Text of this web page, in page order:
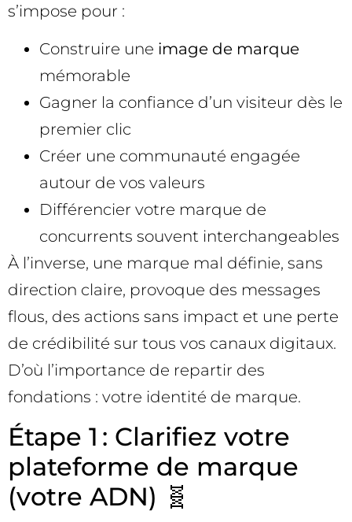
s’impose pour :
Construire une image de marque
mémorable
Gagner la confiance d’un visiteur dès le
premier clic
Créer une communauté engagée
autour de vos valeurs
Différencier votre marque de
concurrents souvent interchangeables
À l’inverse, une marque mal définie, sans
direction claire, provoque des messages
flous, des actions sans impact et une perte
de crédibilité sur tous vos canaux digitaux.
D’où l’importance de repartir des
fondations : votre identité de marque.
Étape 1 : Clarifiez votre
plateforme de marque
(votre ADN) 🧬